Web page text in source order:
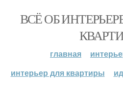
ВСЁ ОБ
главная
интерьер для квартиры